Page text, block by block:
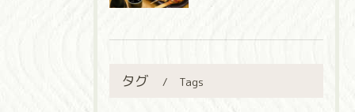
タグ Tags